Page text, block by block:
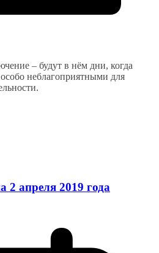
– будут в нём дни, когда
неблагоприятными для
2 апреля 2019 года